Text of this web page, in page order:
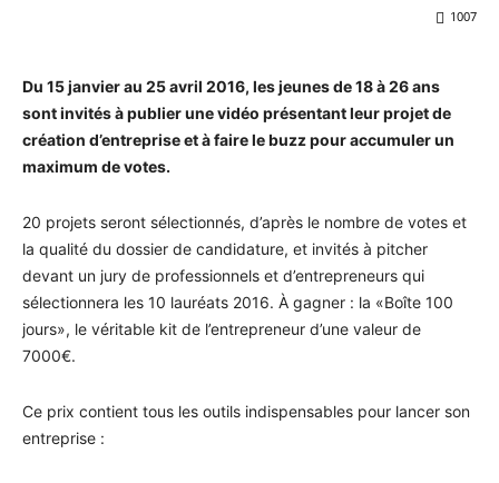
1007
Du 15 janvier au 25 avril 2016, les jeunes de 18 à 26 ans
sont invités à publier une vidéo présentant leur projet de
création d’entreprise et à faire le buzz pour accumuler un
maximum de votes.
20 projets seront sélectionnés, d’après le nombre de votes et
la qualité du dossier de candidature, et invités à pitcher
devant un jury de professionnels et d’entrepreneurs qui
sélectionnera les 10 lauréats 2016. À gagner : la «Boîte 100
jours», le véritable kit de l’entrepreneur d’une valeur de
7000€.
Ce prix contient tous les outils indispensables pour lancer son
entreprise :